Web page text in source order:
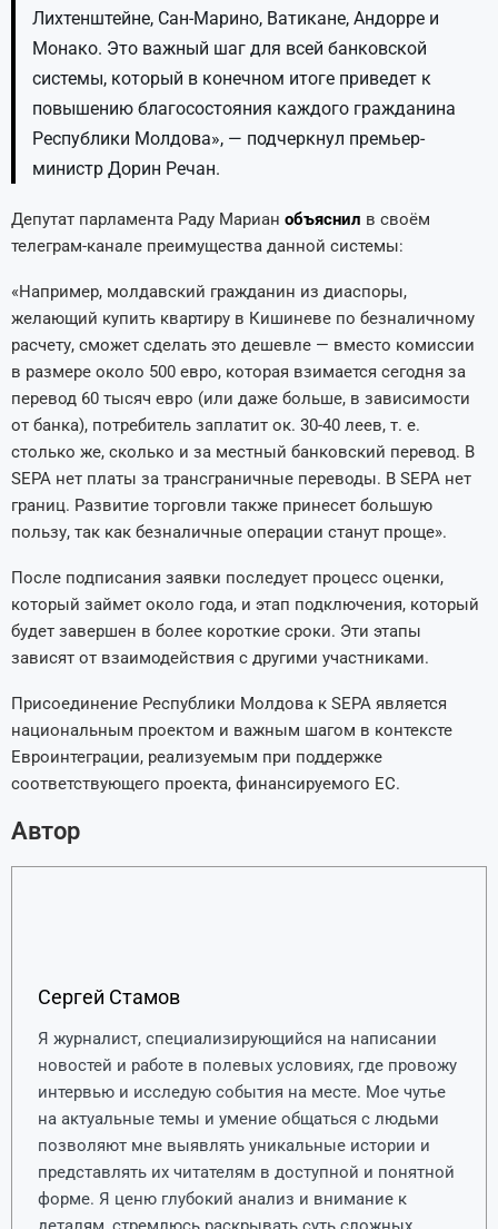
Лихтенштейне, Сан-Марино, Ватикане, Андорре и
Монако. Это важный шаг для всей банковской
системы, который в конечном итоге приведет к
повышению благосостояния каждого гражданина
Республики Молдова», — подчеркнул премьер-
министр Дорин Речан.
Депутат парламента Раду Мариан объяснил в своём
телеграм-канале преимущества данной системы:
«Например, молдавский гражданин из диаспоры,
желающий купить квартиру в Кишиневе по безналичному
расчету, сможет сделать это дешевле — вместо комиссии
в размере около 500 евро, которая взимается сегодня за
перевод 60 тысяч евро (или даже больше, в зависимости
от банка), потребитель заплатит ок. 30-40 леев, т. е.
столько же, сколько и за местный банковский перевод. В
SEPA нет платы за трансграничные переводы. В SEPA нет
границ. Развитие торговли также принесет большую
пользу, так как безналичные операции станут проще».
После подписания заявки последует процесс оценки,
который займет около года, и этап подключения, который
будет завершен в более короткие сроки. Эти этапы
зависят от взаимодействия с другими участниками.
Присоединение Республики Молдова к SEPA является
национальным проектом и важным шагом в контексте
Евроинтеграции, реализуемым при поддержке
соответствующего проекта, финансируемого ЕС.
Автор
Сергей Стамов
Я журналист, специализирующийся на написании
новостей и работе в полевых условиях, где провожу
интервью и исследую события на месте. Мое чутье
на актуальные темы и умение общаться с людьми
позволяют мне выявлять уникальные истории и
представлять их читателям в доступной и понятной
форме. Я ценю глубокий анализ и внимание к